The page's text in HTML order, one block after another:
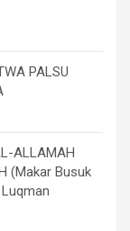
PALSU
ALLAMAH
(Makar Busuk